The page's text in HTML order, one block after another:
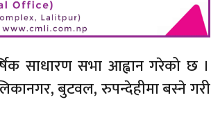
साधारण सभा आह्वान गरेको छ ।
बुटवल, रुपन्देहीमा बस्ने गरी